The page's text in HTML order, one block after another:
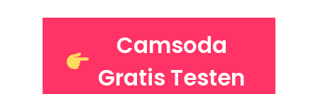
Camsoda
Gratis Testen